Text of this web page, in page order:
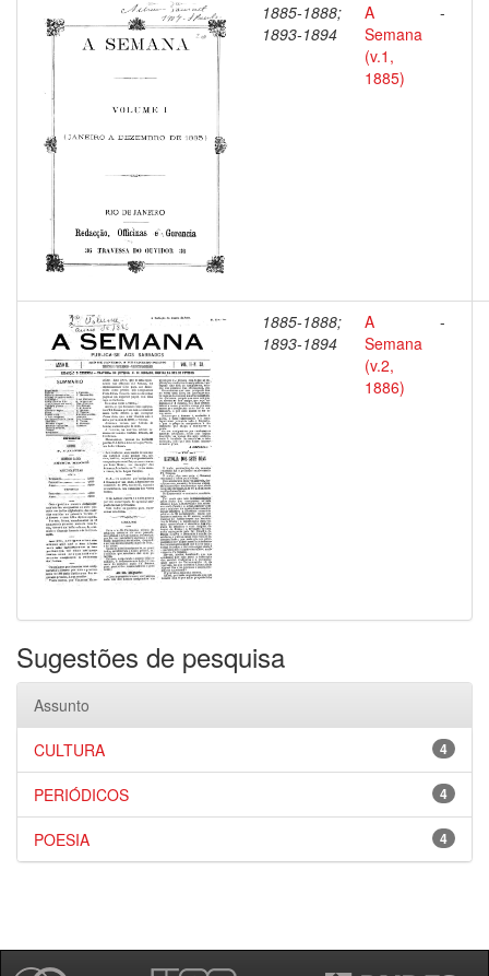
1885-1888;
1893-1894
A
Semana
(v.1,
1885)
-
1885-1888;
1893-1894
A
Semana
(v.2,
1886)
-
Sugestões de pesquisa
Assunto
4
CULTURA
4
PERIÓDICOS
4
POESIA